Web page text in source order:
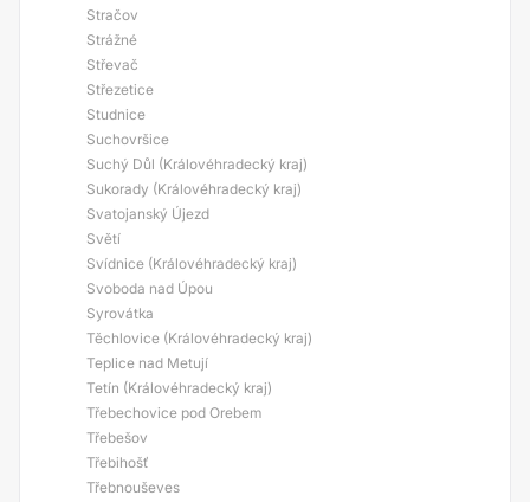
Stračov
Strážné
Střevač
Střezetice
Studnice
Suchovršice
Suchý Důl (Královéhradecký kraj)
Sukorady (Královéhradecký kraj)
Svatojanský Újezd
Světí
Svídnice (Královéhradecký kraj)
Svoboda nad Úpou
Syrovátka
Těchlovice (Královéhradecký kraj)
Teplice nad Metují
Tetín (Královéhradecký kraj)
Třebechovice pod Orebem
Třebešov
Třebihošť
Třebnouševes